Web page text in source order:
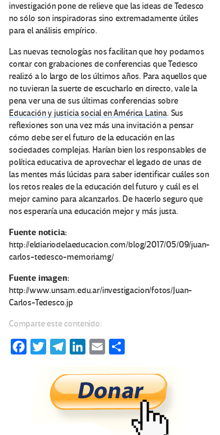
investigación pone de relieve que las ideas de Tedesco
no sólo son inspiradoras sino extremadamente útiles
para el análisis empírico.
Las nuevas tecnologías nos facilitan que hoy podamos
contar con grabaciones de conferencias que Tedesco
realizó a lo largo de los últimos años. Para aquellos que
no tuvieran la suerte de escucharlo en directo, vale la
pena ver una de sus últimas conferencias sobre
Educación y justicia social en América Latina. Sus
reflexiones son una vez más una invitación a pensar
cómo debe ser el futuro de la educación en las
sociedades complejas. Harían bien los responsables de
política educativa de aprovechar el legado de unas de
las mentes más lúcidas para saber identificar cuáles son
los retos reales de la educación del futuro y cuál es el
mejor camino para alcanzarlos. De hacerlo seguro que
nos esperaría una educación mejor y más justa.
Fuente noticia:
http://eldiariodelaeducacion.com/blog/2017/05/09/juan-
carlos-tedesco-memoriamg/
Fuente imagen:
http://www.unsam.edu.ar/investigacion/fotos/Juan-
Carlos-Tedesco.jp
Comparte este contenido:
Fa T
tt
er
Te
gr
a
m
Li
ke
dI
n
E
ail m
p
ar
tir